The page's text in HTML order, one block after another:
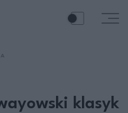
klasyk